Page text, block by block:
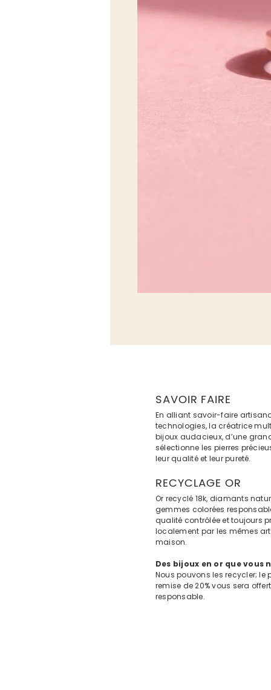
SAVOIR FAIRE
En alliant savoir-faire
technologies, la créatrice
bijoux audacieux, d’une
sélectionne les pierres
leur qualité et leur pureté.
RECYCLAGE OR
Or recyclé 18k, diamants
gemmes colorées
qualité contrôlée et toujours
localement par les mêmes
maison.
Des bijoux en or que vous
Nous pouvons les recycler;
remise de 20% vous sera
responsable.